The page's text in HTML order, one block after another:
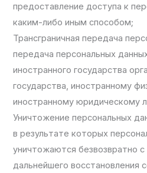
предоставление доступа к
каким-либо иным способом;
Трансграничная передача
передача персональных
иностранного государства
государства, иностранному
иностранному юридическому
Уничтожение персональных
в результате которых
уничтожаются безвозвратно
дальнейшего восстановления